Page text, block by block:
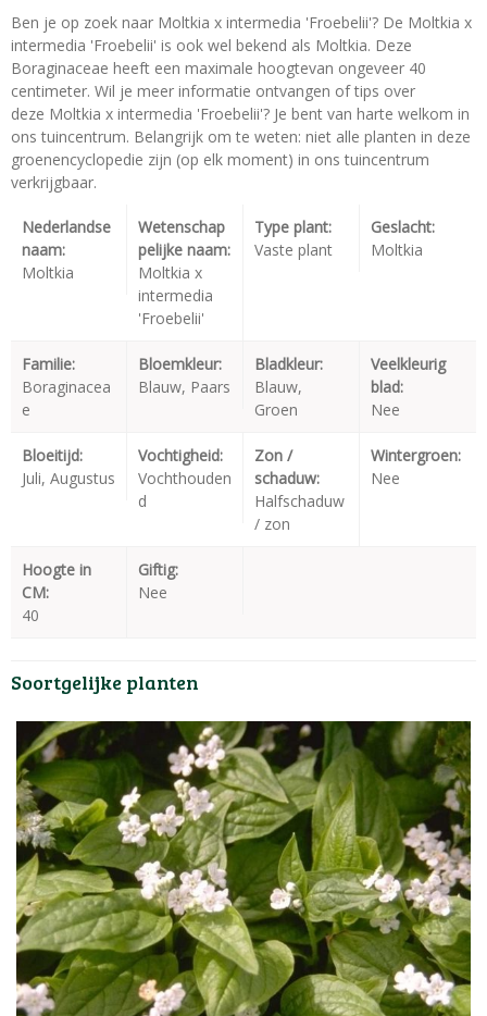
Ben je op zoek naar Moltkia x intermedia 'Froebelii'? De Moltkia x
intermedia 'Froebelii' is ook wel bekend als Moltkia. Deze
Boraginaceae heeft een maximale hoogtevan ongeveer 40
centimeter. Wil je meer informatie ontvangen of tips over
deze Moltkia x intermedia 'Froebelii'? Je bent van harte welkom in
ons tuincentrum. Belangrijk om te weten: niet alle planten in deze
groenencyclopedie zijn (op elk moment) in ons tuincentrum
verkrijgbaar.
Nederlandse
naam:
Moltkia
Wetenschap
pelijke naam:
Moltkia x
intermedia
'Froebelii'
Type plant:
Vaste plant
Geslacht:
Moltkia
Familie:
Boraginacea
e
Bloemkleur:
Blauw, Paars
Bladkleur:
Blauw,
Groen
Veelkleurig
blad:
Nee
Bloeitijd:
Juli, Augustus
Vochtigheid:
Vochthouden
d
Zon /
schaduw:
Halfschaduw
/ zon
Wintergroen:
Nee
Hoogte in
CM:
40
Giftig:
Nee
Soortgelijke planten